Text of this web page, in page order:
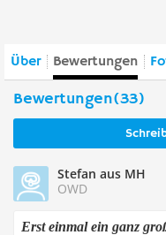
Über Bewertungen
Bewertungen(33)
Stefan aus MH
OWD
Erst einmal ein ganz